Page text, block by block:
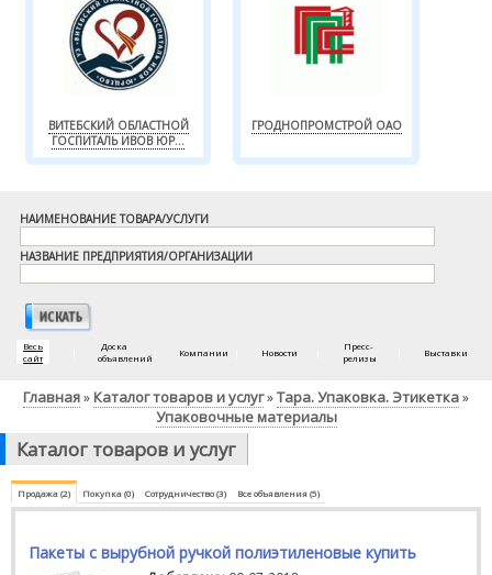
ВИТЕБСКИЙ ОБЛАСТНОЙ
ГОСПИТАЛЬ ИВОВ ЮР...
ГРОДНОПРОМСТРОЙ ОАО
НАИМЕНОВАНИЕ ТОВАРА/УСЛУГИ
НАЗВАНИЕ ПРЕДПРИЯТИЯ/ОРГАНИЗАЦИИ
Весь
сайт
Доска
объявлений
Компании Новости
Пресс-
релизы
Выставки
Главная» Каталог товаров и услуг»Тара. Упаковка. Этикетка»
Упаковочные материалы
Каталог товаров и услуг
Продажа (2) Покупка (0) Сотрудничество (3) Все объявления (5)
Пакеты с вырубной ручкой полиэтиленовые купить